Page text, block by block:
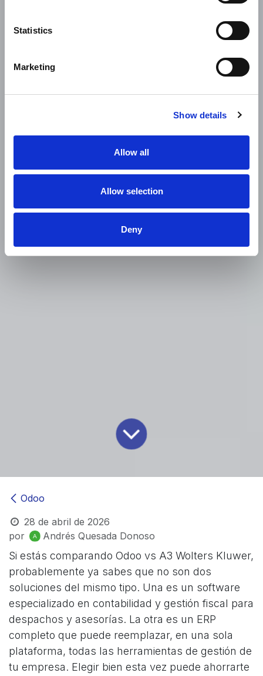
Statistics
Marketing
Show details
Allow all
Allow selection
Deny
Odoo
28 de abril de 2026
por
Andrés Quesada Donoso
Si estás comparando Odoo vs A3 Wolters Kluwer,
probablemente ya sabes que no son dos
soluciones del mismo tipo. Una es un software
especializado en contabilidad y gestión fiscal para
despachos y asesorías. La otra es un ERP
completo que puede reemplazar, en una sola
plataforma, todas las herramientas de gestión de
tu empresa. Elegir bien esta vez puede ahorrarte